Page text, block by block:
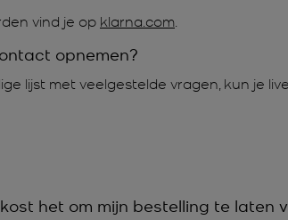
vind je op klarna.com
opnemen?
lijst met veelgestelde vragen, kun je
het om mijn bestelling te laten